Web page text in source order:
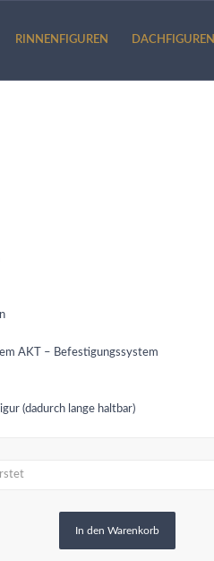
RINNENFIGUREN DACHFIGUREN
AKT – Befestigungssystem
(dadurch lange haltbar)
In den Warenkorb